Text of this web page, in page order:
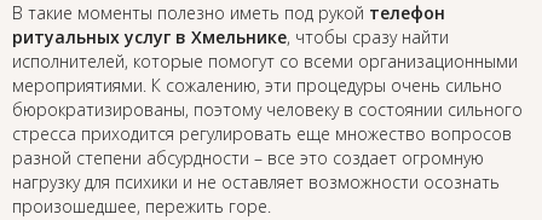
В такие моменты полезно иметь под рукой телефон
ритуальных услуг в Хмельнике, чтобы сразу найти
исполнителей, которые помогут со всеми организационными
мероприятиями. К сожалению, эти процедуры очень сильно
бюрократизированы, поэтому человеку в состоянии сильного
стресса приходится регулировать еще множество вопросов
разной степени абсурдности – все это создает огромную
нагрузку для психики и не оставляет возможности осознать
произошедшее, пережить горе.